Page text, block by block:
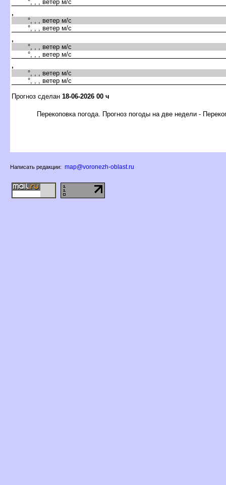
°, , , ветер м/с
,
°, , , ветер м/с
°, , , ветер м/с
,
°, , , ветер м/с
°, , , ветер м/с
,
°, , , ветер м/с
°, , , ветер м/с
Прогноз сделан 18-06-2026 00 ч
Перекоповка погода. Прогноз погоды на две недели -
Написать редакции: map@voronezh-oblast.ru